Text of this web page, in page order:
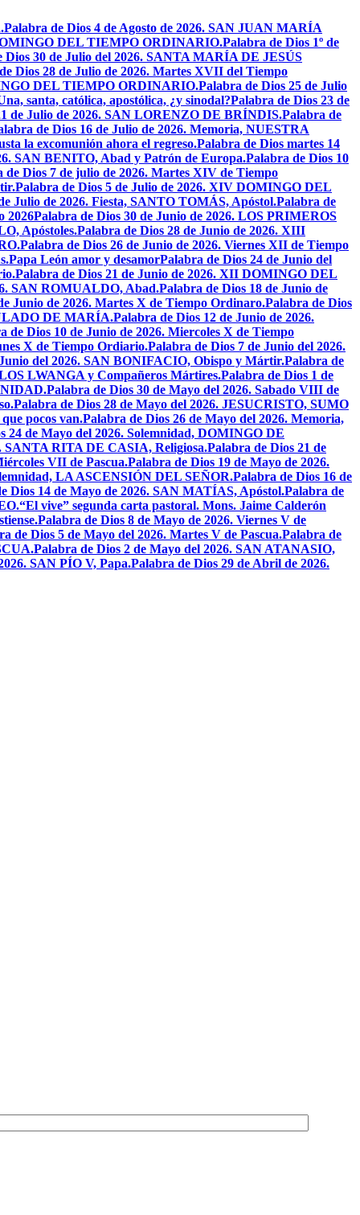
Palabra de Dios 4 de Agosto de 2026. SAN JUAN MARÍA
DEL TIEMPO ORDINARIO.Palabra de Dios 1º de
Dios 30 de Julio del 2026. SANTA MARÍA DE JESÚS
Dios 28 de Julio de 2026. Martes XVII del Tiempo
DEL TIEMPO ORDINARIO.Palabra de Dios 25 de Julio
santa, católica, apostólica, ¿y sinodal?Palabra de Dios 23 de
de Julio de 2026. SAN LORENZO DE BRÍNDIS.Palabra de
de Dios 16 de Julio de 2026. Memoria, NUESTRA
la excomunión ahora el regreso.Palabra de Dios martes 14
SAN BENITO, Abad y Patrón de Europa.Palabra de Dios 10
de Dios 7 de julio de 2026. Martes XIV de Tiempo
Palabra de Dios 5 de Julio de 2026. XIV DOMINGO DEL
Julio de 2026. Fiesta, SANTO TOMÁS, Apóstol.Palabra de
2026Palabra de Dios 30 de Junio de 2026. LOS PRIMEROS
Apóstoles.Palabra de Dios 28 de Junio de 2026. XIII
Palabra de Dios 26 de Junio de 2026. Viernes XII de Tiempo
Papa León amor y desamorPalabra de Dios 24 de Junio del
Palabra de Dios 21 de Junio de 2026. XII DOMINGO DEL
SAN ROMUALDO, Abad.Palabra de Dios 18 de Junio de
Junio de 2026. Martes X de Tiempo Ordinaro.Palabra de Dios
DE MARÍA.Palabra de Dios 12 de Junio de 2026.
de Dios 10 de Junio de 2026. Miercoles X de Tiempo
X de Tiempo Ordiario.Palabra de Dios 7 de Junio del 2026.
del 2026. SAN BONIFACIO, Obispo y Mártir.Palabra de
LWANGA y Compañeros Mártires.Palabra de Dios 1 de
Palabra de Dios 30 de Mayo del 2026. Sabado VIII de
Palabra de Dios 28 de Mayo del 2026. JESUCRISTO, SUMO
pocos van.Palabra de Dios 26 de Mayo del 2026. Memoria,
24 de Mayo del 2026. Solemnidad, DOMINGO DE
SANTA RITA DE CASIA, Religiosa.Palabra de Dios 21 de
VII de Pascua.Palabra de Dios 19 de Mayo de 2026.
LA ASCENSIÓN DEL SEÑOR.Palabra de Dios 16 de
Dios 14 de Mayo de 2026. SAN MATÍAS, Apóstol.Palabra de
“El vive” segunda carta pastoral. Mons. Jaime Calderón
Palabra de Dios 8 de Mayo de 2026. Viernes V de
de Dios 5 de Mayo del 2026. Martes V de Pascua.Palabra de
Palabra de Dios 2 de Mayo del 2026. SAN ATANASIO,
SAN PÍO V, Papa.Palabra de Dios 29 de Abril de 2026.